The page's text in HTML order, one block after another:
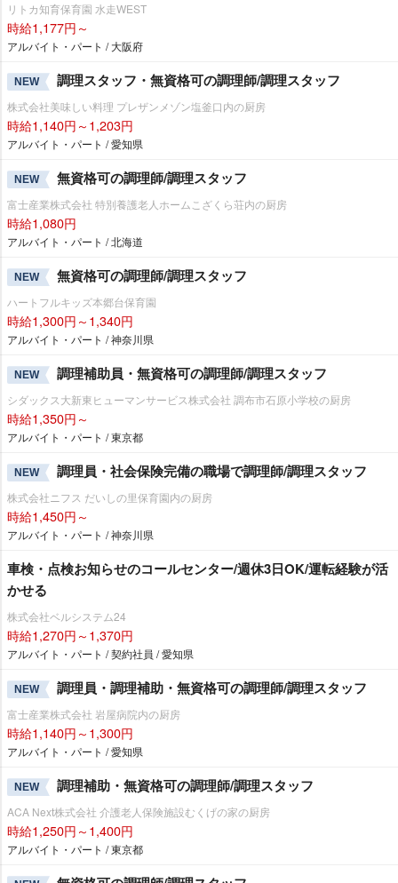
リトカ知育保育園 水走WEST
時給1,177円～
アルバイト・パート / 大阪府
NEW 調理スタッフ・無資格可の調理師/調理スタッフ
株式会社美味しい料理 プレザンメゾン塩釜口内の厨房
時給1,140円～1,203円
アルバイト・パート / 愛知県
NEW 無資格可の調理師/調理スタッフ
富士産業株式会社 特別養護老人ホームこざくら荘内の厨房
時給1,080円
アルバイト・パート / 北海道
NEW 無資格可の調理師/調理スタッフ
ハートフルキッズ本郷台保育園
時給1,300円～1,340円
アルバイト・パート / 神奈川県
NEW 調理補助員・無資格可の調理師/調理スタッフ
シダックス大新東ヒューマンサービス株式会社 調布市石原小学校の厨房
時給1,350円～
アルバイト・パート / 東京都
NEW 調理員・社会保険完備の職場で調理師/調理スタッフ
株式会社ニフス だいしの里保育園内の厨房
時給1,450円～
アルバイト・パート / 神奈川県
車検・点検お知らせのコールセンター/週休3日OK/運転経験が活
かせる
株式会社ベルシステム24
時給1,270円～1,370円
アルバイト・パート / 契約社員 / 愛知県
NEW 調理員・調理補助・無資格可の調理師/調理スタッフ
富士産業株式会社 岩屋病院内の厨房
時給1,140円～1,300円
アルバイト・パート / 愛知県
NEW 調理補助・無資格可の調理師/調理スタッフ
ACA Next株式会社 介護老人保険施設むくげの家の厨房
時給1,250円～1,400円
アルバイト・パート / 東京都